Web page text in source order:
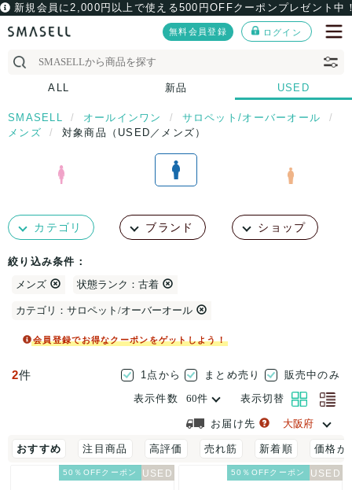
新規会員に2,000円以上で使える500円OFFクーポンプレゼント中
無料会員登録 ログイン
ALL 新品 USED
SMASELL オールインワン
サロペット/オーバーオール
メンズ
対象商品（USED／メンズ）
カテゴリ ブランド ショップ
絞り込み条件：
メンズ 状態ランク：古着
カテゴリ：サロペット/オーバーオール
会員登録でお得なクーポンをゲットしよう！
2件 1点から まとめ売り
販売中のみ
表示件数
表示切替
お届け先
おすすめ 注目商品 高評価 売れ筋 新着順 価格が
50％OFFクーポン 50％OFFクーポン